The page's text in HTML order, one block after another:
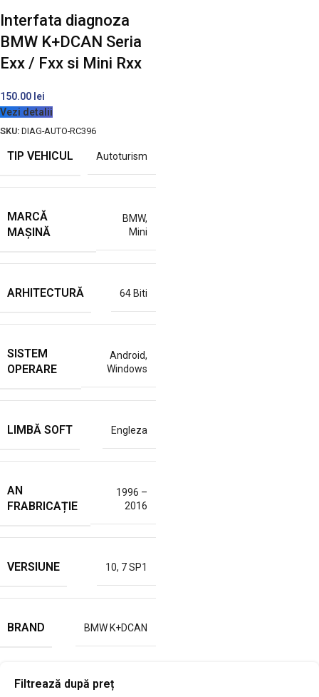
Filtrează după preț
Interfata diagnoza
BMW K+DCAN Seria
Exx / Fxx si Mini Rxx
150.00 lei
Vezi detalii
SKU: DIAG-AUTO-RC396
TIP VEHICUL Autoturism
MARCĂ
MAȘINĂ
BMW,
Mini
ARHITECTURĂ 64 Biti
SISTEM
OPERARE
Android,
Windows
LIMBĂ SOFT Engleza
AN
FRABRICAȚIE
1996 –
2016
VERSIUNE 10, 7 SP1
BRAND BMW K+DCAN